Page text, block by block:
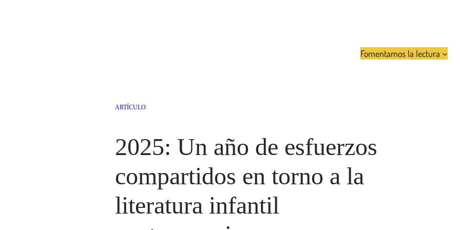
Fomentamos la lectura
ARTÍCULO
2025: Un año de esfuerzos
compartidos en torno a la
literatura infantil